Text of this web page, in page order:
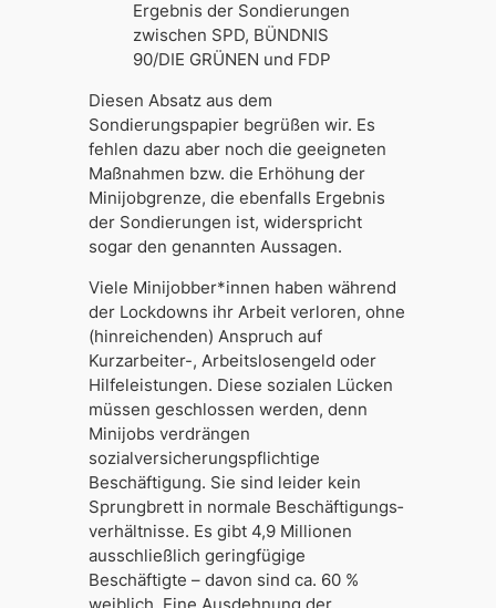
Ergebnis der Sondierungen
zwischen SPD, BÜNDNIS
90/DIE GRÜNEN und FDP
Diesen Absatz aus dem
Sondierungspapier begrüßen wir. Es
fehlen dazu aber noch die geeigneten
Maßnahmen bzw. die Erhöhung der
Minijobgrenze, die ebenfalls Ergebnis
der Sondierungen ist, widerspricht
sogar den genannten Aussagen.
Viele Minijobber*innen haben während
der Lockdowns ihr Arbeit verloren, ohne
(hinreichen­den) Anspruch auf
Kurzarbeiter-, Arbeitslosengeld oder
Hilfeleistungen. Diese sozialen Lücken
müssen geschlossen werden, denn
Minijobs verdrängen
sozialversicherungs­pflichtige
Beschäftigung. Sie sind leider kein
Sprungbrett in normale Beschäftigungs­
verhältnisse. Es gibt 4,9 Millionen
ausschließlich geringfügige
Beschäftigte – davon sind ca. 60 %